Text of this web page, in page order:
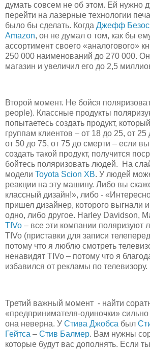
думать совсем не об этом. Ей нужно
перейти на лазерные технологии
было бы сделать. Когда Джефф Безос
Amazon, он не думал о том, как бы
ассортимент своего «аналогового»
250 000 наименований до 270 000.
магазин и увеличил его до 2,5
Второй момент. Не бойся
people). Классные продукты
попытаетесь создать продукт,
группам клиентов – от 18 до 25, от 25
от 50 до 75, от 75 до смерти – если
создать такой продукт, получится
бойтесь поляризовать людей. На
модели Toyota Scion XB. У людей
реакции на эту машину. Либо вы
классный дизайн!», либо -
пришел дизайнер, которого выгнали
одно, либо другое. Harley Davidson,
TIVo – все эти компании
TIVo (приставки для записи
потому что я люблю смотреть
ненавидят TIVo – потому что я
избавился от рекламы по телевизору.
Третий важный момент - найти
«предпринимателя-одиночки»
она неверна. У Стива Джобса был
Гейтса – Стив Балмер. Вам нужны
которые будут вас дополнять. Если